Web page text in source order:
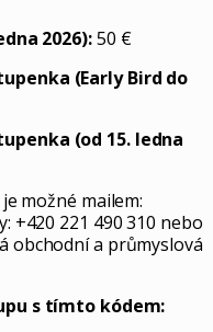
2026):50 €
(Early Bird do
(od 15. ledna
možné mailem:
+420 221 490 310 nebo
obchodní a průmyslová
s tímto kódem: